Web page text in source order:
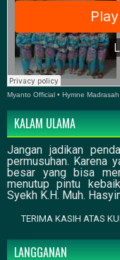
Myanto Official • Hymne Madrasah
KALAM ULAMA
Jangan jadikan
permusuhan. Karena
besar yang bisa
menutup pintu
Syekh K.H. Muh.
TERIMA KASIH ATAS
LANGGANAN